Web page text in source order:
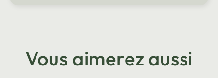
Vous aimerez aussi